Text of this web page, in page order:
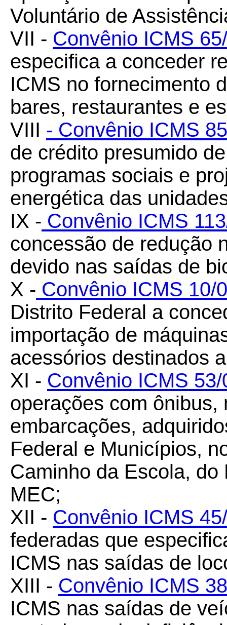
Voluntário de
VII - Convênio ICMS
especifica a conceder
ICMS no fornecimento
bares, restaurantes e
VIII - Convênio ICMS
de crédito presumido
programas sociais e
energética das
IX - Convênio ICMS
concessão de redução
devido nas saídas de
X - Convênio ICMS 10/
Distrito Federal a
importação de
acessórios destinados
XI - Convênio ICMS 53/
operações com ônibus,
embarcações,
Federal e Municípios,
Caminho da Escola,
MEC;
XII - Convênio ICMS
federadas que
ICMS nas saídas de
XIII - Convênio ICMS
ICMS nas saídas de